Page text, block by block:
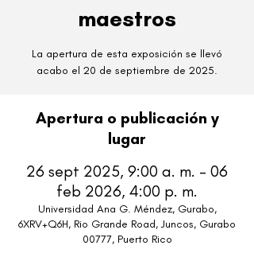
maestros
La apertura de esta exposición se llevó
acabo el 20 de septiembre de 2025.
Apertura o publicación y
lugar
26 sept 2025, 9:00 a. m. – 06
feb 2026, 4:00 p. m.
Universidad Ana G. Méndez, Gurabo,
6XRV+Q6H, Rio Grande Road, Juncos, Gurabo
00777, Puerto Rico